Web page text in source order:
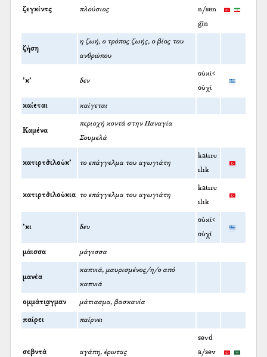
ζεγκίντς πλούσιος
n/sen
gīn
ζήση
η ζωή, ο τρόπος ζωής, ο βίος του
ανθρώπου
’κ’ δεν
οὐκί<
οὐχί
καίεται καίγεται
Καμένα
περιοχή κοντά στην Παναγία
Σουμελά
κατιρτσ̌ιλούκ’ το επάγγελμα του αγωγιάτη
katırc
ılık
κατιρτσ̌ιλούκια το επάγγελμα του αγωγιάτη
katırc
ılık
’κι δεν
οὐκί<
οὐχί
μάισσα μάγισσα
μανέα
καπνιά, μαυρισμένος/η/ο από
καπνιά
ομμάτι͜αγμαν μάτιασμα, βασκανία
παίρει παίρνει
σεβντά αγάπη, έρωτας
sevd
a/sev